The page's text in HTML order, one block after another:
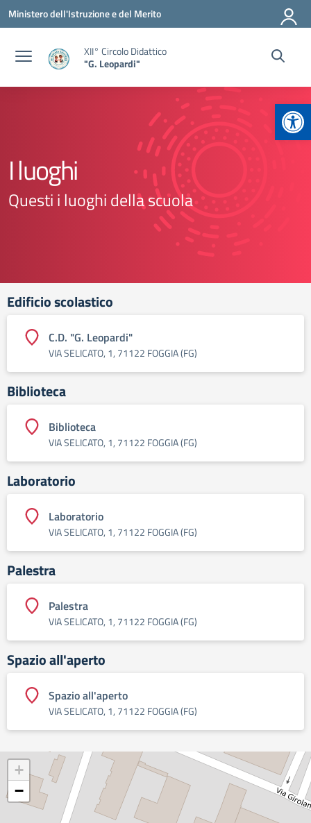
Vai ai contenuti
Vai al menu di navigazione
Vai al footer
Ministero dell'Istruzione e del Merito
XII° Circolo Didattico
"G. Leopardi"
I luoghi
Questi i luoghi della scuola
Edificio scolastico
C.D. "G. Leopardi"
VIA SELICATO, 1, 71122 FOGGIA (FG)
Biblioteca
Biblioteca
VIA SELICATO, 1, 71122 FOGGIA (FG)
Laboratorio
Laboratorio
VIA SELICATO, 1, 71122 FOGGIA (FG)
Palestra
Palestra
VIA SELICATO, 1, 71122 FOGGIA (FG)
Spazio all'aperto
Spazio all'aperto
VIA SELICATO, 1, 71122 FOGGIA (FG)
+
−